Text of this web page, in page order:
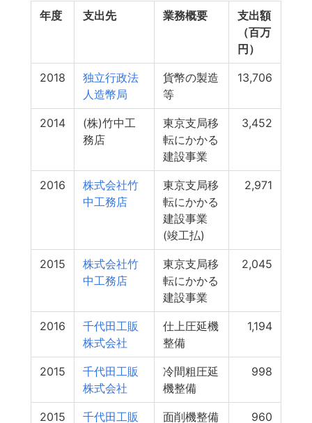
年度 支出先 業務概要
支出額
（百万
円）
2018
独立行政法
人造幣局
貨幣の製造
等
13,706
2014
(株)竹中工
務店
東京支局移
転にかかる
建設事業
3,452
2016
株式会社竹
中工務店
東京支局移
転にかかる
建設事業
(竣工払)
2,971
2015
株式会社竹
中工務店
東京支局移
転にかかる
建設事業
2,045
2016
千代田工販
株式会社
仕上圧延機
整備
1,194
2015
千代田工販
株式会社
冷間粗圧延
機整備
998
2015
千代田工販
面削機整備 960